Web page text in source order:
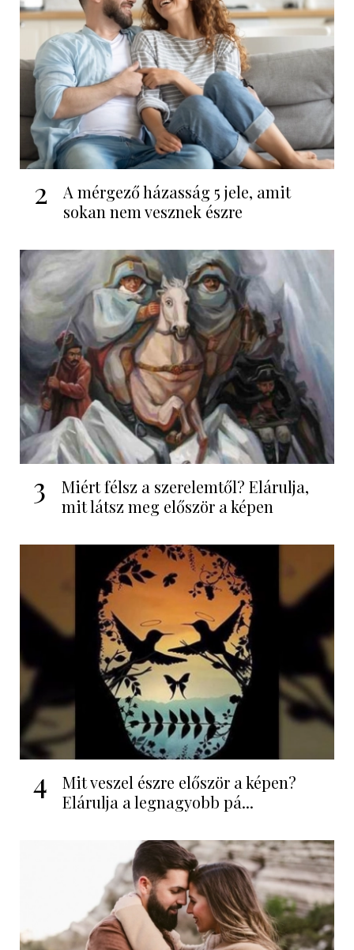
2
A mérgező házasság 5 jele, amit
sokan nem vesznek észre
3
Miért félsz a szerelemtől? Elárulja,
mit látsz meg először a képen
4
Mit veszel észre először a képen?
Elárulja a legnagyobb pá...